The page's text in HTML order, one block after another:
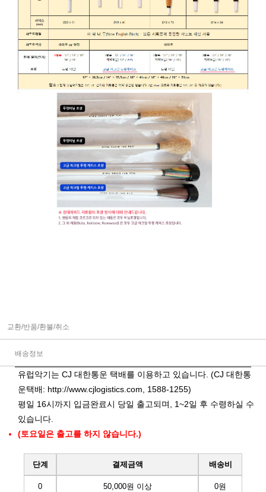
교환/반품/환불/취소
배송정보
유럽악기는 CJ 대한통운 택배를 이용하고 있습니다. (CJ 대한통
운택배: http://www.cjlogistics.com , 1588-1255)
평일 16시까지 입금완료시 당일 출고되며, 1~2일 후 수령하실 수
있습니다.
(토요일은 출고를 하지 않습니다.)
단계 결제금액 배송비
0 50,000원 이상 0원